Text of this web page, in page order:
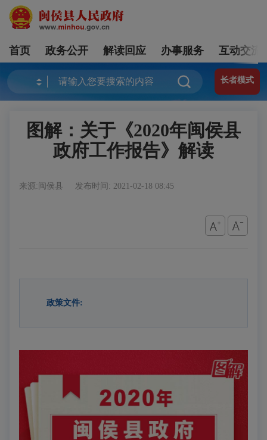
首页 政务公开 解读回应 办事服务 互动交流
长者模式
图解：关于《2020年闽侯县
政府工作报告》解读
来源:闽侯县 发布时间: 2021-02-18 08:45
政策文件: